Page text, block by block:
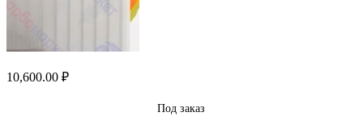
10,600.00 ₽
Под заказ